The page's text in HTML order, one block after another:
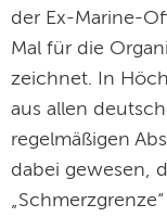
der Ex-Marine-
Mal für die
zeichnet. In
aus allen
regelmäßigen
dabei gewesen,